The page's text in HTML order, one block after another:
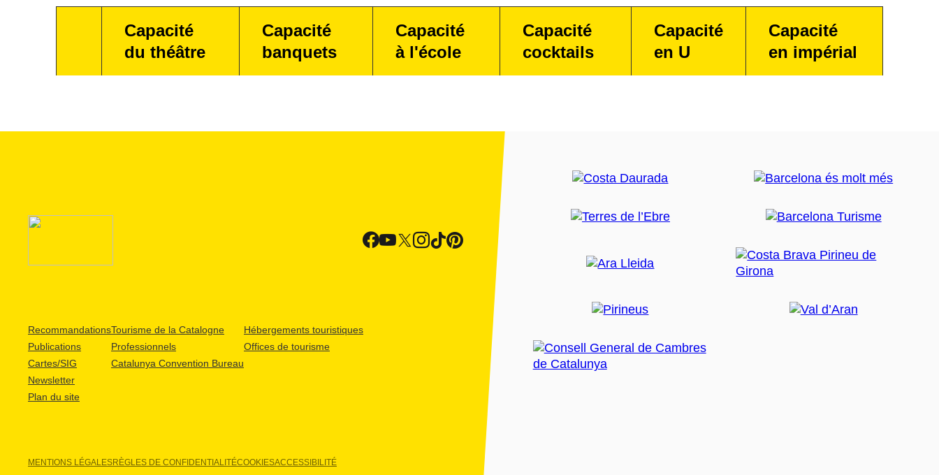
Capacité
du théâtre
Capacité
banquets
Capacité
à l'école
Capacité
cocktails
Capacité
en U
Capacité
en impérial
Recommandations
Publications
Cartes/SIG
Newsletter
Plan du site
Tourisme de la Catalogne
Professionnels
Catalunya Convention Bureau
Hébergements touristiques
Offices de tourisme
MENTIONS LÉGALESRÈGLES DE CONFIDENTIALITÉCOOKIESACCESSIBILITÉ